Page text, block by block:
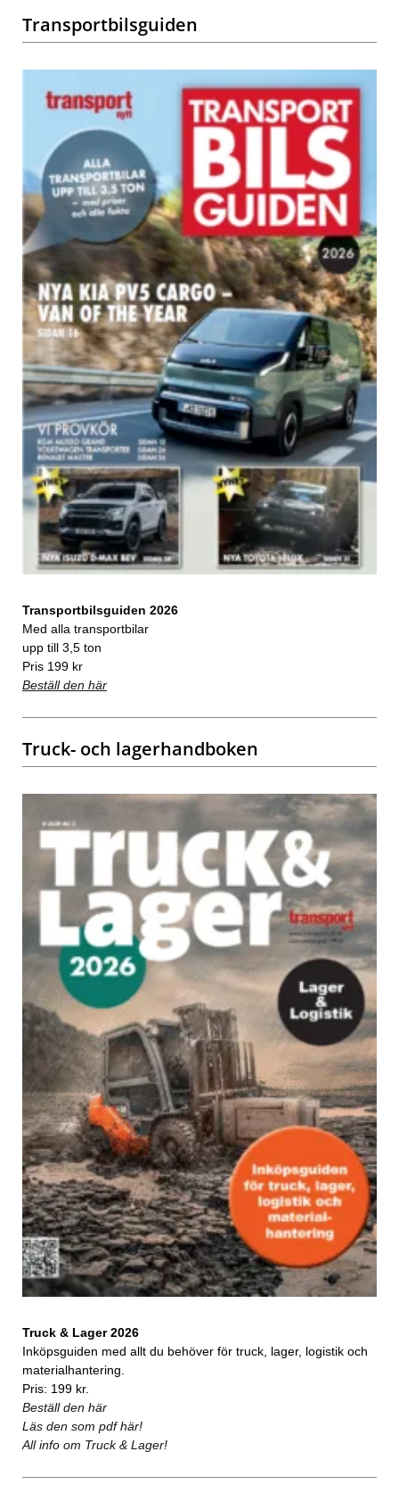
Transportbilsguiden
Transportbilsguiden 2026
Med alla transportbilar
upp till 3,5 ton
Pris 199 kr
Beställ den här
Truck- och lagerhandboken
Truck & Lager 2026
Inköpsguiden med allt du behöver för truck, lager, logistik och
materialhantering.
Pris: 199 kr.
Beställ den här
Läs den som pdf här!
All info om Truck & Lager!